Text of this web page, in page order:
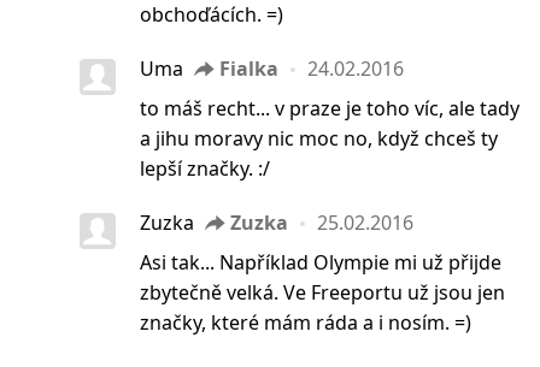
obchoďácích. =)
Uma Fialka
24.02.2016
to máš recht... v praze je toho víc, ale tady
a jihu moravy nic moc no, když chceš ty
lepší značky. :/
Zuzka Zuzka
25.02.2016
Asi tak... Například Olympie mi už přijde
zbytečně velká. Ve Freeportu už jsou jen
značky, které mám ráda a i nosím. =)